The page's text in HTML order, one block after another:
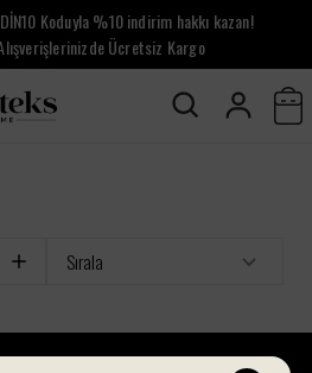
Koduyla %10 indirim hakkı kazan!
Ücretsiz Kargo
Sırala